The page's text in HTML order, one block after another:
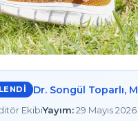
Dr. Songül Toparlı,
EkibiYayım:29 Mayıs 2026